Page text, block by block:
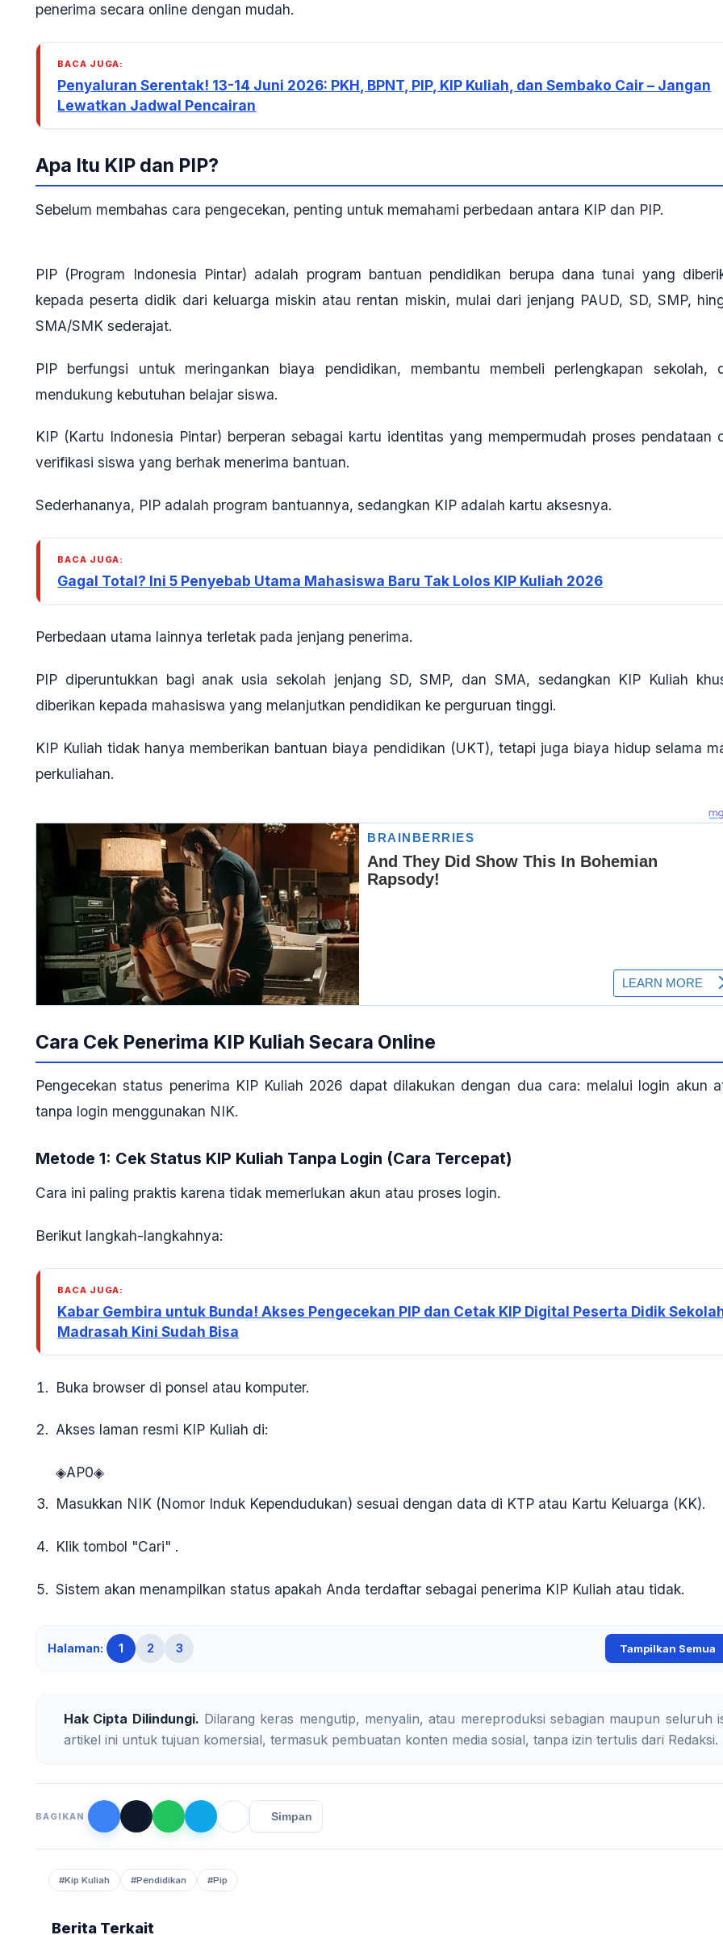
penerima secara online dengan mudah.
BACA JUGA:
Penyaluran Serentak! 13-14 Juni 2026: PKH, BPNT, PIP, KIP Kuliah, dan Sembako Cair – Jangan
Lewatkan Jadwal Pencairan
Apa Itu KIP dan PIP?
Sebelum membahas cara pengecekan, penting untuk memahami perbedaan antara KIP dan PIP.
PIP (Program Indonesia Pintar) adalah program bantuan pendidikan berupa dana tunai yang
kepada peserta didik dari keluarga miskin atau rentan miskin, mulai dari jenjang PAUD, SD, SMP,
SMA/SMK sederajat.
PIP berfungsi untuk meringankan biaya pendidikan, membantu membeli perlengkapan sekolah,
mendukung kebutuhan belajar siswa.
KIP (Kartu Indonesia Pintar) berperan sebagai kartu identitas yang mempermudah proses pendataan
verifikasi siswa yang berhak menerima bantuan.
Sederhananya, PIP adalah program bantuannya, sedangkan KIP adalah kartu aksesnya.
BACA JUGA:
Gagal Total? Ini 5 Penyebab Utama Mahasiswa Baru Tak Lolos KIP Kuliah 2026
Perbedaan utama lainnya terletak pada jenjang penerima.
PIP diperuntukkan bagi anak usia sekolah jenjang SD, SMP, dan SMA, sedangkan KIP Kuliah
diberikan kepada mahasiswa yang melanjutkan pendidikan ke perguruan tinggi.
KIP Kuliah tidak hanya memberikan bantuan biaya pendidikan (UKT), tetapi juga biaya hidup selama
perkuliahan.
Cara Cek Penerima KIP Kuliah Secara Online
Pengecekan status penerima KIP Kuliah 2026 dapat dilakukan dengan dua cara: melalui login akun
tanpa login menggunakan NIK.
Metode 1: Cek Status KIP Kuliah Tanpa Login (Cara Tercepat)
Cara ini paling praktis karena tidak memerlukan akun atau proses login.
Berikut langkah-langkahnya:
BACA JUGA:
Kabar Gembira untuk Bunda! Akses Pengecekan PIP dan Cetak KIP Digital Peserta Didik
Madrasah Kini Sudah Bisa
Buka browserdi ponsel atau komputer.
Akses laman resmi KIP Kuliah di:
◈AP0◈
Masukkan NIK(Nomor Induk Kependudukan) sesuai dengan data di KTP atau Kartu Keluarga (KK).
Klik tombol "Cari" .
Sistem akan menampilkan status apakah Anda terdaftar sebagai penerima KIP Kuliah atau tidak.
Halaman: 1 2 3 Tampilkan Semua
Hak Cipta Dilindungi. Dilarang keras mengutip, menyalin, atau mereproduksi sebagian maupun seluruh
artikel ini untuk tujuan komersial, termasuk pembuatan konten media sosial, tanpa izin tertulis dari Redaksi.
BAGIKAN Simpan
#Kip Kuliah #Pendidikan #Pip
Berita Terkait